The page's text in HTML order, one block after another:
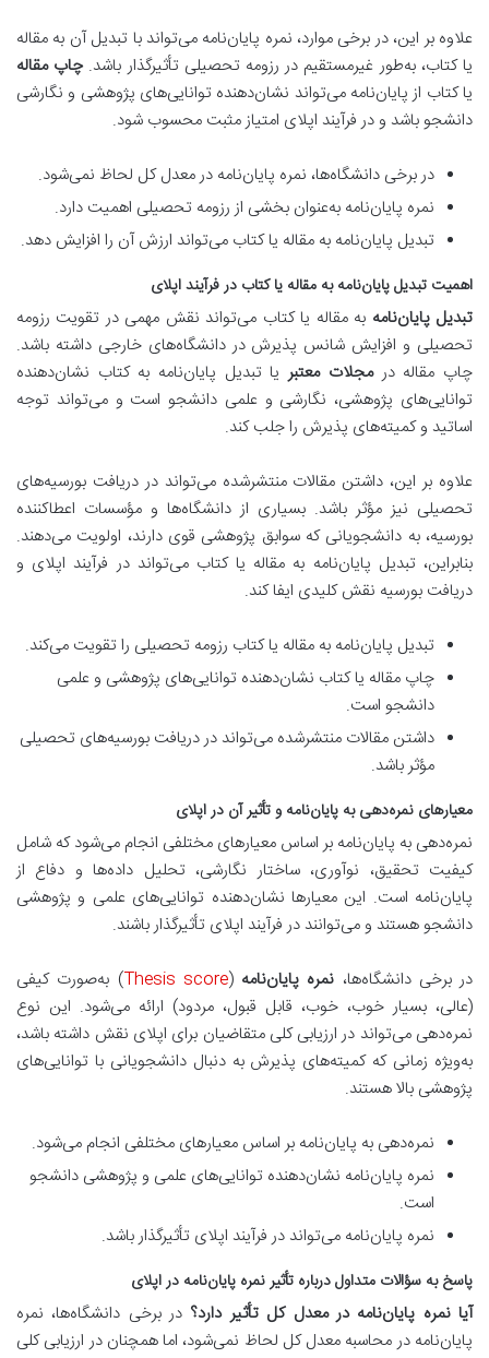
علاوه بر این، در برخی موارد، نمره پایان‌نامه می‌تواند با تبدیل آن به مقاله
یا کتاب، به‌طور غیرمستقیم در رزومه تحصیلی تأثیرگذار باشد.چاپ مقاله
یا کتاب از پایان‌نامه می‌تواند نشان‌دهنده توانایی‌های پژوهشی و نگارشی
دانشجو باشد و در فرآیند اپلای امتیاز مثبت محسوب شود.
در برخی دانشگاه‌ها، نمره پایان‌نامه در معدل کل لحاظ نمی‌شود.
نمره پایان‌نامه به‌عنوان بخشی از رزومه تحصیلی اهمیت دارد.
تبدیل پایان‌نامه به مقاله یا کتاب می‌تواند ارزش آن را افزایش دهد.
اهمیت تبدیل پایان‌نامه به مقاله یا کتاب در فرآیند اپلای
تبدیل پایان‌نامه به مقاله یا کتاب می‌تواند نقش مهمی در تقویت رزومه
تحصیلی و افزایش شانس پذیرش در دانشگاه‌های خارجی داشته باشد.
چاپ مقاله درمجلات معتبریا تبدیل پایان‌نامه به کتاب نشان‌دهنده
توانایی‌های پژوهشی، نگارشی و علمی دانشجو است و می‌تواند توجه
اساتید و کمیته‌های پذیرش را جلب کند.
علاوه بر این، داشتن مقالات منتشرشده می‌تواند در دریافت بورسیه‌های
تحصیلی نیز مؤثر باشد. بسیاری از دانشگاه‌ها و مؤسسات اعطاکننده
بورسیه، به دانشجویانی که سوابق پژوهشی قوی دارند، اولویت می‌دهند.
بنابراین، تبدیل پایان‌نامه به مقاله یا کتاب می‌تواند در فرآیند اپلای و
دریافت بورسیه نقش کلیدی ایفا کند.
تبدیل پایان‌نامه به مقاله یا کتاب رزومه تحصیلی را تقویت می‌کند.
چاپ مقاله یا کتاب نشان‌دهنده توانایی‌های پژوهشی و علمی
دانشجو است.
داشتن مقالات منتشرشده می‌تواند در دریافت بورسیه‌های تحصیلی
مؤثر باشد.
معیارهای نمره‌دهی به پایان‌نامه و تأثیر آن در اپلای
نمره‌دهی به پایان‌نامه بر اساس معیارهای مختلفی انجام می‌شود که شامل
کیفیت تحقیق، نوآوری، ساختار نگارشی، تحلیل داده‌ها و دفاع از
پایان‌نامه است. این معیارها نشان‌دهنده توانایی‌های علمی و پژوهشی
دانشجو هستند و می‌توانند در فرآیند اپلای تأثیرگذار باشند.
در برخی دانشگاه‌ها، نمره پایان‌نامه (
Thesis score) به‌صورت کیفی
(عالی، بسیار خوب، خوب، قابل قبول، مردود) ارائه می‌شود. این نوع
نمره‌دهی می‌تواند در ارزیابی کلی متقاضیان برای اپلای نقش داشته باشد،
به‌ویژه زمانی که کمیته‌های پذیرش به دنبال دانشجویانی با توانایی‌های
پژوهشی بالا هستند.
نمره‌دهی به پایان‌نامه بر اساس معیارهای مختلفی انجام می‌شود.
نمره پایان‌نامه نشان‌دهنده توانایی‌های علمی و پژوهشی دانشجو
است.
نمره پایان‌نامه می‌تواند در فرآیند اپلای تأثیرگذار باشد.
پاسخ به سؤالات متداول درباره تأثیر نمره پایان‌نامه در اپلای
آیا نمره پایان‌نامه در معدل کل تأثیر دارد؟ در برخی دانشگاه‌ها، نمره
پایان‌نامه در محاسبه معدل کل لحاظ نمی‌شود، اما همچنان در ارزیابی کلی